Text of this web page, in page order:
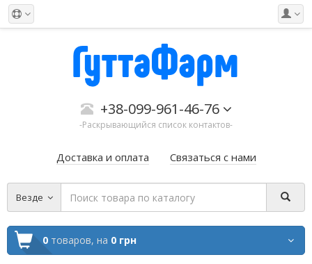
+38-099-961-46-76
-Раскрывающийся список контактов-
Доставка и оплата Связаться с нами
Везде
0 товаров, на 0 грн